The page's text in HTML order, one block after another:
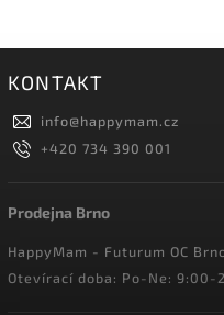
KONTAKT
info@happymam.cz
+420 734 390 001
Prodejna Brno
HappyMam - Futurum OC
Otevírací doba: Po-Ne: 9:00-